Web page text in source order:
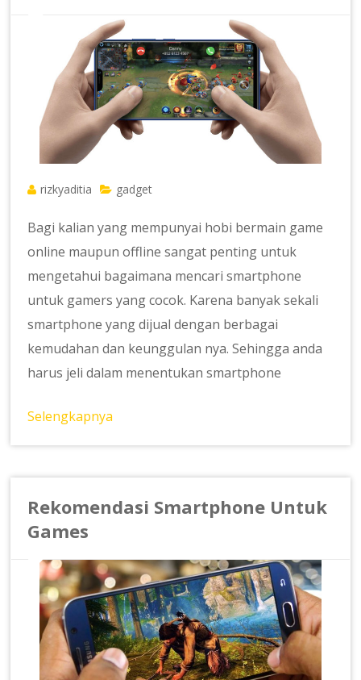
rizkyaditia gadget
Bagi kalian yang mempunyai hobi bermain game
online maupun offline sangat penting untuk
mengetahui bagaimana mencari smartphone
untuk gamers yang cocok. Karena banyak sekali
smartphone yang dijual dengan berbagai
kemudahan dan keunggulan nya. Sehingga anda
harus jeli dalam menentukan smartphone
Selengkapnya
Rekomendasi Smartphone Untuk
Games